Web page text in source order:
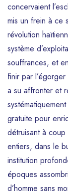
concervaient
mis un frein à ce
révolution
système
souffrances, et
finir par
a su affronter et
gratuite pour
détruisant à
entiers, dans le
institution
époques
d’homme sans